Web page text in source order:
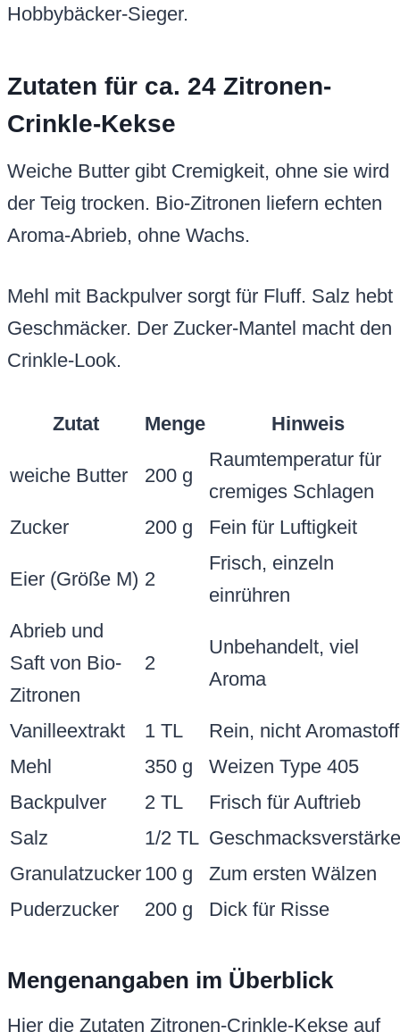
Hobbybäcker-Sieger.
Zutaten für ca. 24 Zitronen-
Crinkle-Kekse
Weiche Butter gibt Cremigkeit, ohne sie wird
der Teig trocken. Bio-Zitronen liefern echten
Aroma-Abrieb, ohne Wachs.
Mehl mit Backpulver sorgt für Fluff. Salz hebt
Geschmäcker. Der Zucker-Mantel macht den
Crinkle-Look.
Zutat Menge Hinweis
weiche Butter 200 g
Raumtemperatur für
cremiges Schlagen
Zucker
200 g Fein für Luftigkeit
Eier (Größe M) 2
Frisch, einzeln
einrühren
Abrieb und
Saft von Bio-
Zitronen
2
Unbehandelt, viel
Aroma
Vanilleextrakt 1 TL
Rein, nicht Aromastoff
Mehl
350 g
Weizen Type 405
Backpulver
2 TL
Frisch für Auftrieb
Salz
1/2 TL
Granulatzucker 100 g
Zum ersten Wälzen
Puderzucker
200 g Dick für Risse
Mengenangaben im Überblick
Hier die Zutaten Zitronen-Crinkle-Kekse auf